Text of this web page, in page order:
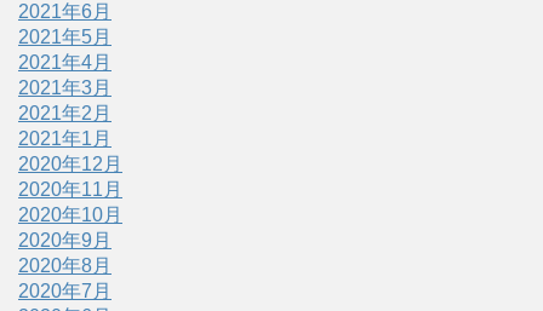
2021年6月
2021年5月
2021年4月
2021年3月
2021年2月
2021年1月
2020年12月
2020年11月
2020年10月
2020年9月
2020年8月
2020年7月